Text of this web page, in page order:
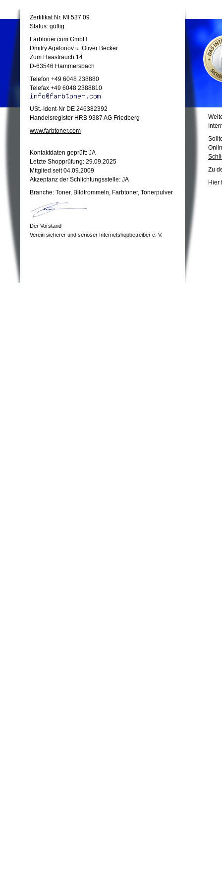
Zertifikat Nr. MI 537 09
Status: gültig
Farbtoner.com GmbH
Dmitry Agafonov u. Oliver Becker
Zum Haastrauch 14
D-63546 Hammersbach
Telefon +49 6048 238880
Telefax +49 6048 2388810
USt.-Ident-Nr DE 246382392
Handelsregister HRB 9387 AG Friedberg
www.farbtoner.com
Kontaktdaten geprüft: JA
Letzte Shopprüfung: 29.09.2025
Mitglied seit 04.09.2009
Akzeptanz der Schlichtungsstelle: JA
Branche: Toner, Bildtrommeln, Farbtoner, Tonerpulver
Der Vorstand
Verein sicherer und seriöser Internetshopbetreiber e. V.
Zu
Hier